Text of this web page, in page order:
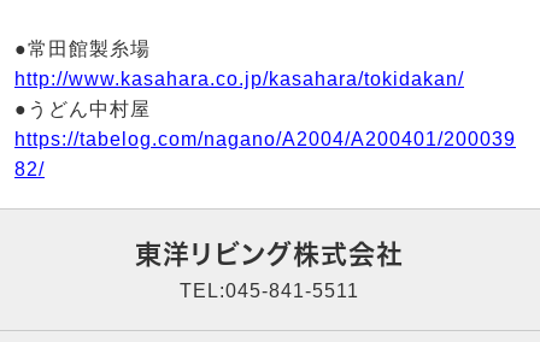
●常田館製糸場
http://www.kasahara.co.jp/kasahara/tokidakan/
●うどん中村屋
https://tabelog.com/nagano/A2004/A200401/200039
82/
東洋リビング株式会社
TEL:045-841-5511